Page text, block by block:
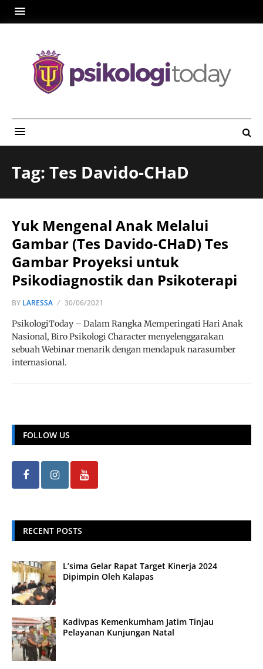
Tag: Tes Davido-CHaD
Yuk Mengenal Anak Melalui
Gambar (Tes Davido-CHaD) Tes
Gambar Proyeksi untuk
Psikodiagnostik dan Psikoterapi
BY LARESSA 30/06/2021
PsikologiToday – Dalam Rangka Memperingati Hari Anak
Nasional, Biro Psikologi Character menyelenggarakan
sebuah Webinar menarik dengan mendapuk narasumber
internasional.
FOLLOW US
RECENT POSTS
L’sima Gelar Rapat Target Kinerja 2024
Dipimpin Oleh Kalapas
Kadivpas Kemenkumham Jatim Tinjau
Pelayanan Kunjungan Natal